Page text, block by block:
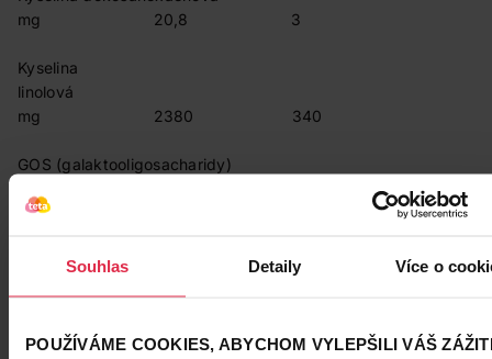
Souhlas Detaily Více o
POUŽÍVÁME COOKIES, ABYCHOM VYLEPŠILI VÁŠ
mg 20,8 3
Kyselina
linolová
mg 2380 340
GOS (galaktooligosacharidy)
g 0,31 0,05
g 55,1 7,94